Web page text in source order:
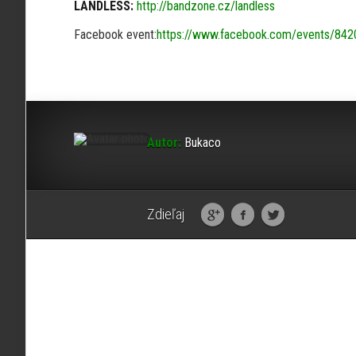
LANDLESS: http://bandzone.cz/landless
Facebook event:https://www.facebook.com/events/
Autor: Bukaco
Zdieľaj